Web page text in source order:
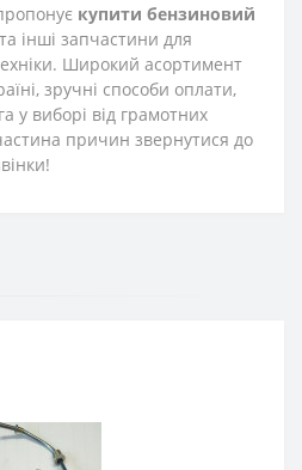
купити бензиновий
та інші запчастини для
Широкий асортимент
зручні способи оплати,
у виборі від грамотних
причин звернутися до